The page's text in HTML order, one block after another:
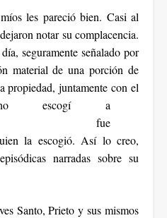
les pareció bien. Casi al
notar su complacencia.
seguramente señalado por
material de una porción de
propiedad, juntamente con el
escogí a
fue
la escogió. Así lo creo,
narradas sobre su
Santo, Prieto y sus mismos